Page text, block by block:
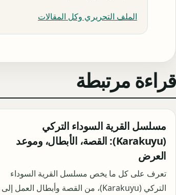
الملف التحريري وكل المقالات
قراءة مرتبطة
مسلسل القرية السوداء التركي
(Karakuyu): القصة، الأبطال، وموعد
العرض
تعرف على كل ما يخص مسلسل القرية السوداء
التركي (Karakuyu)، من القصة وأبطال العمل إلى